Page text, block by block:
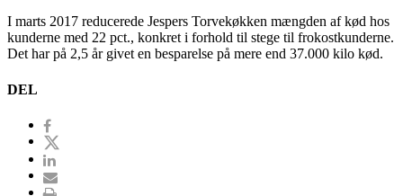
I marts 2017 reducerede Jespers Torvekøkken mængden af kød hos
kunderne med 22 pct., konkret i forhold til stege til frokostkunderne.
Det har på 2,5 år givet en besparelse på mere end 37.000 kilo kød.
DEL